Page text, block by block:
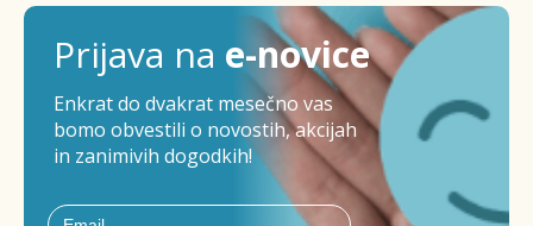
Prijava na e-novice
Enkrat do dvakrat mesečno vas
bomo obvestili o novostih, akcijah
in zanimivih dogodkih!